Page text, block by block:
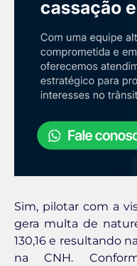
Sim, pilotar com a
gera multa de
130,16 e resultando
na CNH.